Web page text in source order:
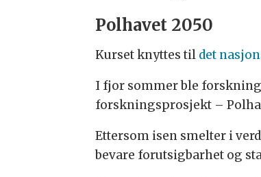
Polhavet 2050
Kurset knyttes til det
I fjor sommer ble
forskningsprosjekt –
Ettersom isen smelter i
bevare forutsigbarhet og